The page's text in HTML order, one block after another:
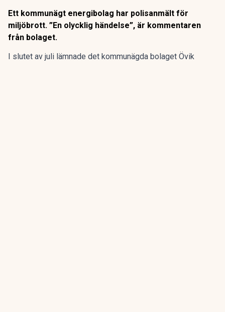
Ett kommunägt energibolag har polisanmält för
miljöbrott. ”En olycklig händelse”, är kommentaren
från bolaget.
I slutet av juli lämnade det kommunägda bolaget Övik